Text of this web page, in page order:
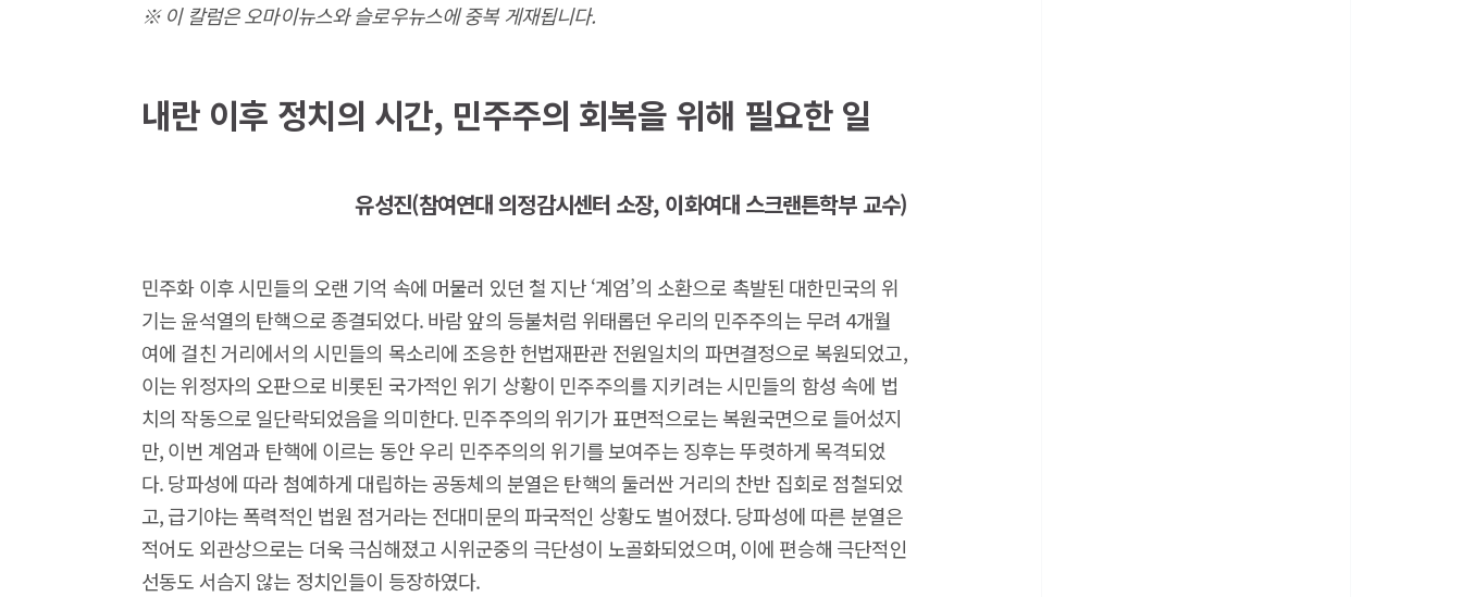
※ 이 칼럼은 오마이뉴스와 슬로우뉴스에 중복 게재됩니다.
내란 이후 정치의 시간, 민주주의 회복을 위해 필요한 일
유성진(참여연대 의정감시센터 소장, 이화여대 스크랜튼학부 교수)
민주화 이후 시민들의 오랜 기억 속에 머물러 있던 철 지난 ‘계엄’의 소환으로 촉발된 대한민국의 위
기는 윤석열의 탄핵으로 종결되었다. 바람 앞의 등불처럼 위태롭던 우리의 민주주의는 무려 4개월
여에 걸친 거리에서의 시민들의 목소리에 조응한 헌법재판관 전원일치의 파면결정으로 복원되었고,
이는 위정자의 오판으로 비롯된 국가적인 위기 상황이 민주주의를 지키려는 시민들의 함성 속에 법
치의 작동으로 일단락되었음을 의미한다. 민주주의의 위기가 표면적으로는 복원국면으로 들어섰지
만, 이번 계엄과 탄핵에 이르는 동안 우리 민주주의의 위기를 보여주는 징후는 뚜렷하게 목격되었
다. 당파성에 따라 첨예하게 대립하는 공동체의 분열은 탄핵의 둘러싼 거리의 찬반 집회로 점철되었
고, 급기야는 폭력적인 법원 점거라는 전대미문의 파국적인 상황도 벌어졌다. 당파성에 따른 분열은
적어도 외관상으로는 더욱 극심해졌고 시위군중의 극단성이 노골화되었으며, 이에 편승해 극단적인
선동도 서슴지 않는 정치인들이 등장하였다.